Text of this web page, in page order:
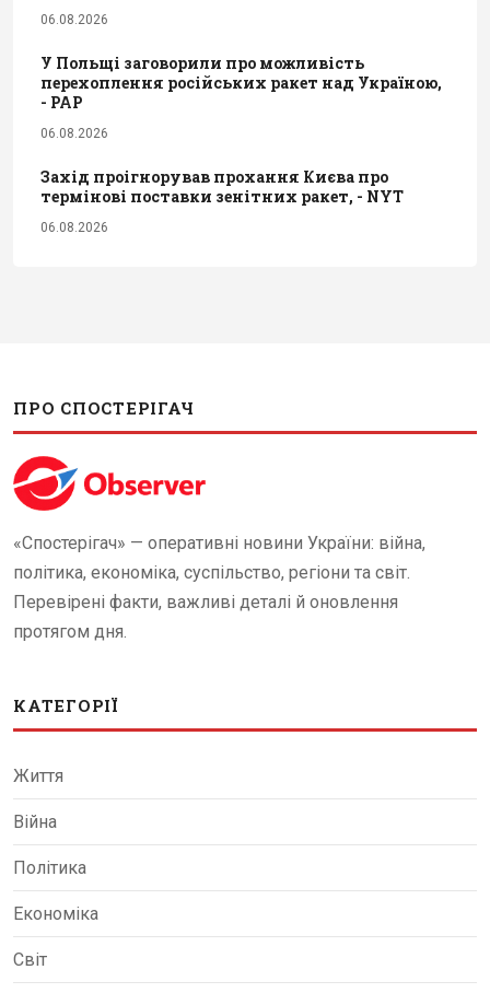
06.08.2026
У Польщі заговорили про можливість
перехоплення російських ракет над Україною,
- PAP
06.08.2026
Захід проігнорував прохання Києва про
термінові поставки зенітних ракет, - NYT
06.08.2026
ПРО СПОСТЕРІГАЧ
«Спостерігач» — оперативні новини України: війна,
політика, економіка, суспільство, регіони та світ.
Перевірені факти, важливі деталі й оновлення
протягом дня.
КАТЕГОРІЇ
Життя
Війна
Політика
Економіка
Світ